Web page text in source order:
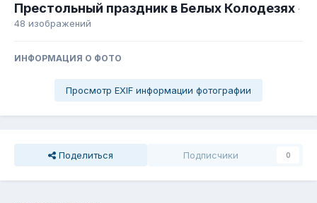
Престольный праздник в Белых Колодезях ·
48 изображений
ИНФОРМАЦИЯ О ФОТО
Просмотр EXIF информации фотографии
Поделиться Подписчики 0